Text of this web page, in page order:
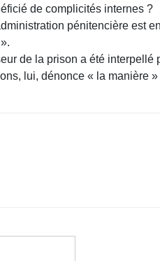
de complicités internes ?
pénitencière est
de la prison a été
lui, dénonce « la manière